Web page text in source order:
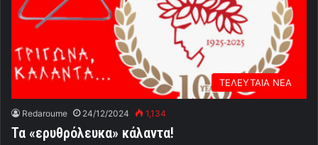
ΤΕΛΕΥΤΑΙΑ ΝΕΑ
Redaroume 24/12/2024 1,134
Τα «ερυθρόλευκα» κάλαντα!